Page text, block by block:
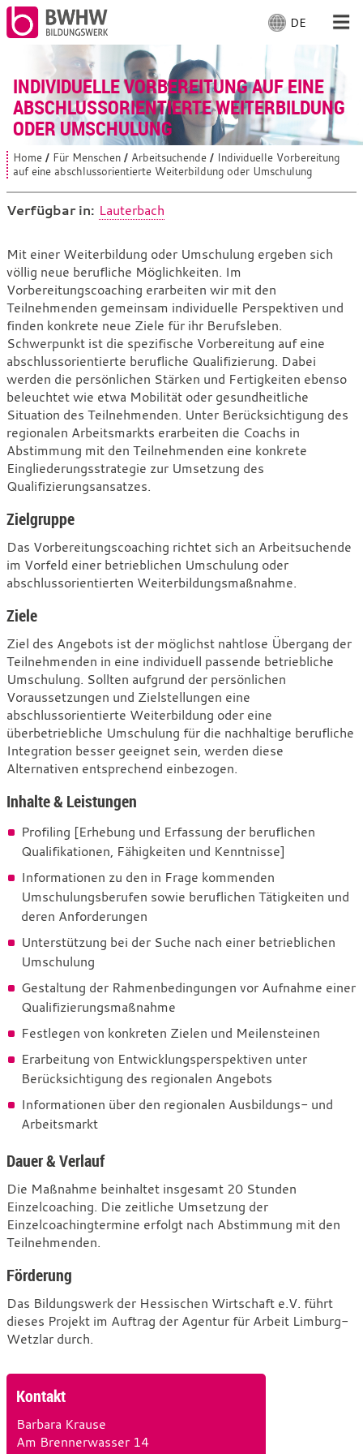
S
p
r
a
c
h
e
a
u
s
l
n
:
DE
INDIVIDUELLE VORBEREITUNG AUF EINE
ABSCHLUSSORIENTIERTE WEITERBILDUNG
ODER UMSCHULUNG
Für Menschen
Für Unternehmen
Von uns
Vor Ort
Mit Arbeiten
S
i
e
s
i
h
i
e
r
:
Home Für Menschen Arbeitsuchende Individuelle Vorbereitung
auf eine abschlussorientierte Weiterbildung oder Umschulung
Verfügbar in: Lauterbach
Individuelle
Vorbereitung
auf
eine
abschlussorientierte
Weiterbildung
oder
Umschulung
Mit einer Weiterbildung oder Umschulung ergeben sich
völlig neue berufliche Möglichkeiten. Im
Vorbereitungscoaching erarbeiten wir mit den
Teilnehmenden gemeinsam individuelle Perspektiven und
finden konkrete neue Ziele für ihr Berufsleben.
Schwerpunkt ist die spezifische Vorbereitung auf eine
abschlussorientierte berufliche Qualifizierung. Dabei
werden die persönlichen Stärken und Fertigkeiten ebenso
beleuchtet wie etwa Mobilität oder gesundheitliche
Situation des Teilnehmenden. Unter Berücksichtigung des
regionalen Arbeitsmarkts erarbeiten die Coachs in
Abstimmung mit den Teilnehmenden eine konkrete
Eingliederungsstrategie zur Umsetzung des
Qualifizierungsansatzes.
Zielgruppe
Das Vorbereitungscoaching richtet sich an Arbeitsuchende
im Vorfeld einer betrieblichen Umschulung oder
abschlussorientierten Weiterbildungsmaßnahme.
Ziele
Ziel des Angebots ist der möglichst nahtlose Übergang der
Teilnehmenden in eine individuell passende betriebliche
Umschulung. Sollten aufgrund der persönlichen
Voraussetzungen und Zielstellungen eine
abschlussorientierte Weiterbildung oder eine
überbetriebliche Umschulung für die nachhaltige berufliche
Integration besser geeignet sein, werden diese
Alternativen entsprechend einbezogen.
Inhalte & Leistungen
Profiling [Erhebung und Erfassung der beruflichen
Qualifikationen, Fähigkeiten und Kenntnisse]
Informationen zu den in Frage kommenden
Umschulungsberufen sowie beruflichen Tätigkeiten und
deren Anforderungen
Unterstützung bei der Suche nach einer betrieblichen
Umschulung
Gestaltung der Rahmenbedingungen vor Aufnahme einer
Qualifizierungsmaßnahme
Festlegen von konkreten Zielen und Meilensteinen
Erarbeitung von Entwicklungsperspektiven unter
Berücksichtigung des regionalen Angebots
Informationen über den regionalen Ausbildungs- und
Arbeitsmarkt
Dauer & Verlauf
Die Maßnahme beinhaltet insgesamt 20 Stunden
Einzelcoaching. Die zeitliche Umsetzung der
Einzelcoachingtermine erfolgt nach Abstimmung mit den
Teilnehmenden.
Förderung
Das Bildungswerk der Hessischen Wirtschaft e.V. führt
dieses Projekt im Auftrag der Agentur für Arbeit Limburg-
Wetzlar durch.
Kontakt
Barbara Krause
Am Brennerwasser 14